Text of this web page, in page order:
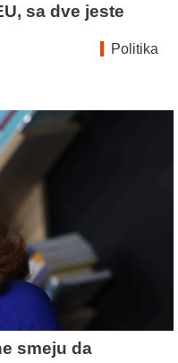
sa dve jeste
Politika
smeju da